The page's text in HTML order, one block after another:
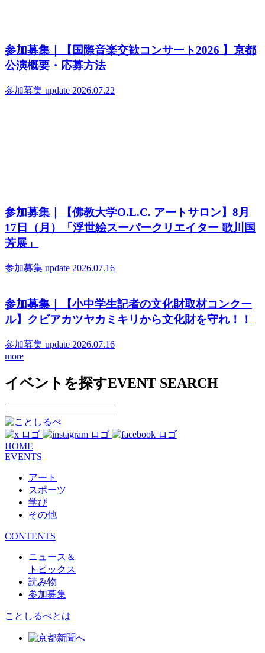
参加募集｜【国際音楽交歓コンサート2026 】京都
公演概要・応募方法
参加募集 update 2026.07.22
参加募集｜【佛教大学O.L.C. アートサロン】8月
17日（月）「浮世絵スーパークリエイター 歌川国
芳展」
参加募集 update 2026.07.16
参加募集｜【小中学生記者の文化財取材コンクー
ル】クビアカツヤカミキリから文化財を守れ！！
参加募集 update 2026.07.16
more
イベントを探すEVENT SEARCH
HOME
EVENTS
アート
スポーツ
学び
その他
CONTENTS
ニュース＆
トピックス
読み物
参加募集
ことしるべとは